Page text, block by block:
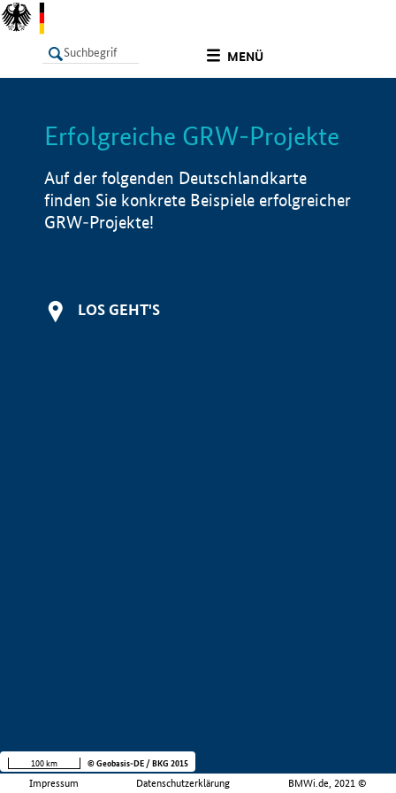
MENÜ
LISTE Info
Erfolgreiche GRW-Projekte
Auf der folgenden Deutschlandkarte
finden Sie konkrete Beispiele erfolgreicher
GRW-Projekte!
LOS GEHT'S
Impressum Datenschutzerklärung BMWi.de, 2021 ©
100 km © Geobasis-DE / BKG 2015